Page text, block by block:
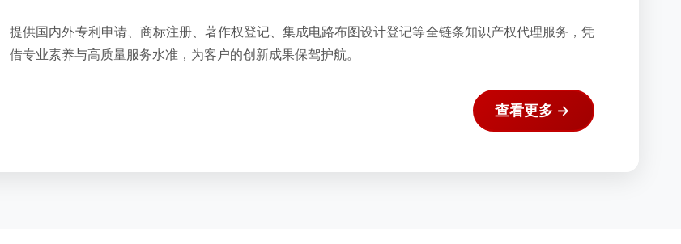
提供国内外专利申请、商标注册、著作权登记、集成电路布图设计登记等全链条知识产权代理服务，凭
借专业素养与高质量服务水准，为客户的创新成果保驾护航。
查看更多 →